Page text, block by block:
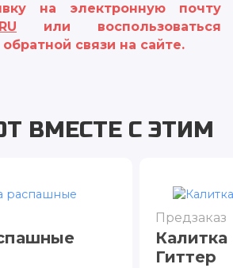
на электронную почту
или воспользоваться
связи на сайте.
ВМЕСТЕ С ЭТИМ
Предзаказ
Калитка
Гиттер